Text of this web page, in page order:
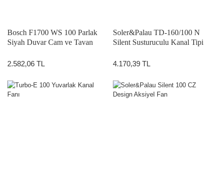
Bosch F1700 WS 100 Parlak
Siyah Duvar Cam ve Tavan
2.582,06 TL
Soler&Palau TD-160/100 N
Silent Susturuculu Kanal Tipi
4.170,39 TL